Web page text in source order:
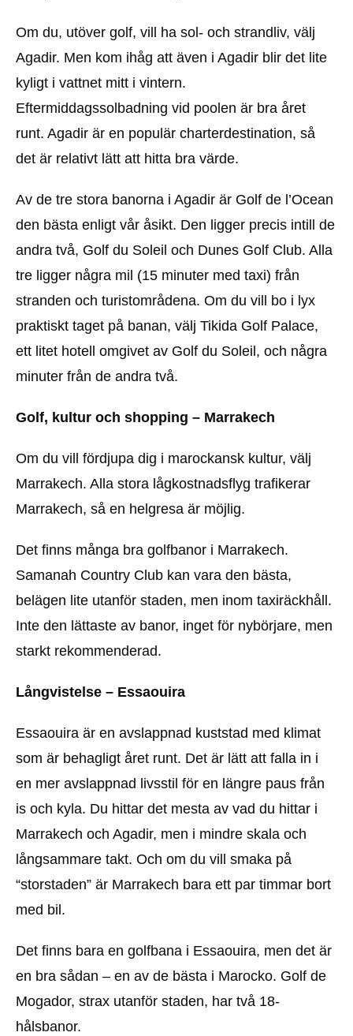
Om du, utöver golf, vill ha sol- och strandliv, välj
Agadir. Men kom ihåg att även i Agadir blir det lite
kyligt i vattnet mitt i vintern.
Eftermiddagssolbadning vid poolen är bra året
runt. Agadir är en populär charterdestination, så
det är relativt lätt att hitta bra värde.
Av de tre stora banorna i Agadir är Golf de l’Ocean
den bästa enligt vår åsikt. Den ligger precis intill de
andra två, Golf du Soleil och Dunes Golf Club. Alla
tre ligger några mil (15 minuter med taxi) från
stranden och turistområdena. Om du vill bo i lyx
praktiskt taget på banan, välj Tikida Golf Palace,
ett litet hotell omgivet av Golf du Soleil, och några
minuter från de andra två.
Golf, kultur och shopping – Marrakech
Om du vill fördjupa dig i marockansk kultur, välj
Marrakech. Alla stora lågkostnadsflyg trafikerar
Marrakech, så en helgresa är möjlig.
Det finns många bra golfbanor i Marrakech.
Samanah Country Club kan vara den bästa,
belägen lite utanför staden, men inom taxiräckhåll.
Inte den lättaste av banor, inget för nybörjare, men
starkt rekommenderad.
Långvistelse – Essaouira
Essaouira är en avslappnad kuststad med klimat
som är behagligt året runt. Det är lätt att falla in i
en mer avslappnad livsstil för en längre paus från
is och kyla. Du hittar det mesta av vad du hittar i
Marrakech och Agadir, men i mindre skala och
långsammare takt. Och om du vill smaka på
“storstaden” är Marrakech bara ett par timmar bort
med bil.
Det finns bara en golfbana i Essaouira, men det är
en bra sådan – en av de bästa i Marocko. Golf de
Mogador, strax utanför staden, har två 18-
hålsbanor.